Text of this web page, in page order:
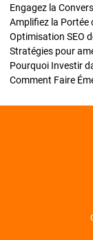
Engagez la
Amplifiez la Portée